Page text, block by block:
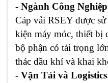
- Ngành Công
Cáp vải RSEY được
kiện máy móc, thiết bị
bộ phận có tải trọng
thác dầu khí và khai
- Vận Tải và